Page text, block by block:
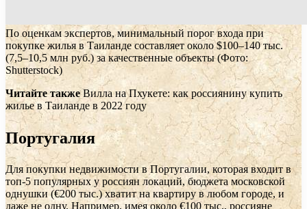
По оценкам экспертов, минимальный порог входа при
покупке жилья в Таиланде составляет около $100–140 тыс.
(7,5–10,5 млн руб.) за качественные объекты(Фото:
Shutterstock)
Читайте такжеВилла на Пхукете: как россиянину купить
жилье в Таиланде в 2022 году
Португалия
Для покупки недвижимости в Португалии, которая входит в
топ-5 популярных у россиян локаций, бюджета московской
однушки (€200 тыс.) хватит на квартиру в любом городе, и
даже не одну. Например, имея около €100 тыс., россияне